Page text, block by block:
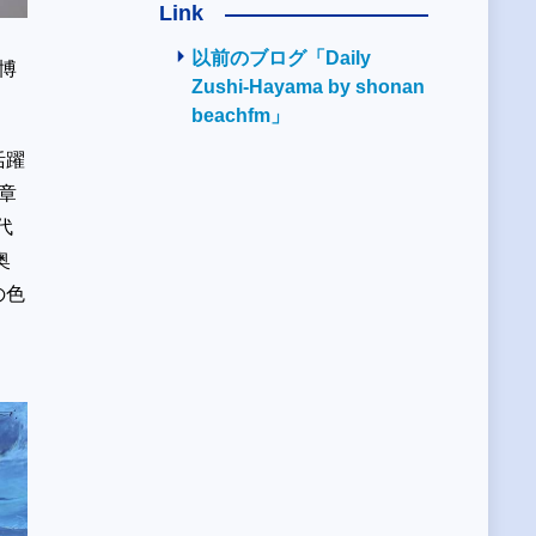
躍
色
Link
以前のブログ「Daily
Zushi-Hayama by shonan
beachfm」